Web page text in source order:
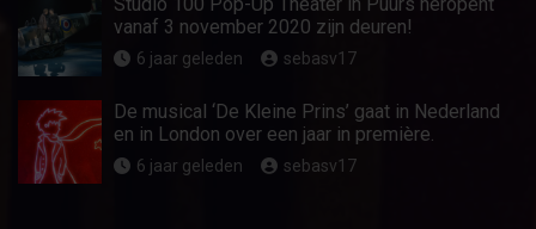
vanaf 3 november 2020 zijn deuren!
6 jaar geleden sebasv17
De musical ‘De Kleine Prins’ gaat in Nederland
en in London over een jaar in première.
6 jaar geleden sebasv17